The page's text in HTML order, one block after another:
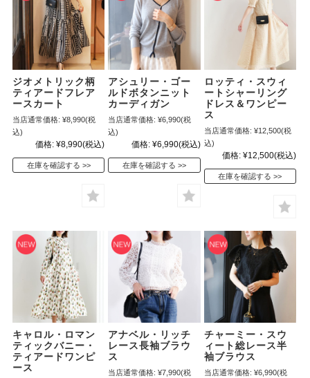
ジオメトリック柄
ティアードフレア
ースカート
当店通常価格: ¥8,990(税
込)
価格: ¥8,990(税込)
在庫を確認する
アシュリー・ゴー
ルドボタンニット
カーディガン
当店通常価格: ¥6,990(税
込)
価格: ¥6,990(税込)
在庫を確認する
ロッティ・スウィ
ートシャーリング
ドレス＆ワンピー
ス
当店通常価格: ¥12,500(税
込)
価格: ¥12,500(税込)
在庫を確認する
キャロル・ロマン
ティックバニー・
ティアードワンピ
ース
アナベル・リッチ
レース長袖ブラウ
ス
当店通常価格: ¥7,990(税
チャーミー・スウ
ィート総レース半
袖ブラウス
当店通常価格: ¥6,990(税